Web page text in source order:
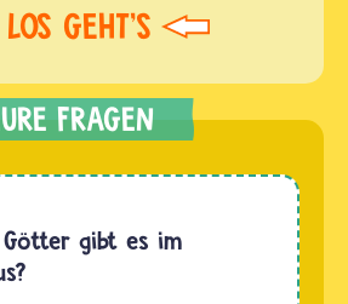
gibt es im